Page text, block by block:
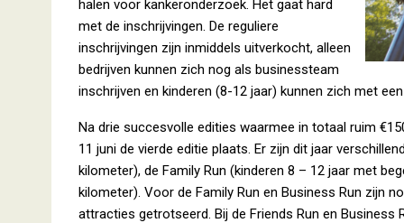
halen voor kankeronderzoek. Het gaat hard
met de inschrijvingen. De reguliere
inschrijvingen zijn inmiddels uitverkocht, alleen
bedrijven kunnen zich nog als businessteam
inschrijven en kinderen (8-12 jaar) kunnen zich met
Na drie succesvolle edities waarmee in totaal ruim
11 juni de vierde editie plaats. Er zijn dit jaar
kilometer), de Family Run (kinderen 8 – 12 jaar met
kilometer). Voor de Family Run en Business Run zijn
attracties getrotseerd. Bij de Friends Run en Business